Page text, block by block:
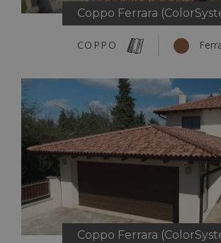
Coppo Ferrara
COPPO
Coppo Ferrara